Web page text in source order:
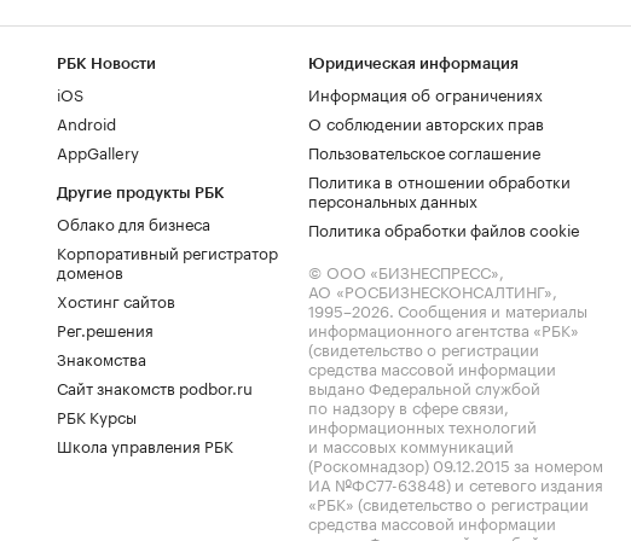
РБК Новости
iOS
Android
AppGallery
Другие продукты РБК
Облако для бизнеса
Корпоративный регистратор
доменов
Хостинг сайтов
Рег.решения
Знакомства
Сайт знакомств podbor.ru
РБК Курсы
Школа управления РБК
Юридическая информация
Информация об ограничениях
О соблюдении авторских прав
Пользовательское соглашение
Политика в отношении обработки
персональных данных
Политика обработки файлов cookie
© ООО «БИЗНЕСПРЕСС»,
АО «РОСБИЗНЕСКОНСАЛТИНГ»,
1995–2026. Сообщения и материалы
информационного агентства «РБК»
(свидетельство о регистрации
средства массовой информации
выдано Федеральной службой
по надзору в сфере связи,
информационных технологий
и массовых коммуникаций
(Роскомнадзор) 09.12.2015 за номером
ИА №ФС77-63848) и сетевого издания
«РБК» (свидетельство о регистрации
средства массовой информации